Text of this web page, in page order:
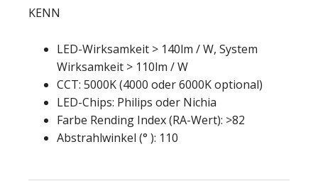
KENN
LED-Wirksamkeit > 140lm / W, System
Wirksamkeit > 110lm / W
CCT: 5000K (4000 oder 6000K optional)
LED-Chips: Philips oder Nichia
Farbe Rending Index (RA-Wert): >82
Abstrahlwinkel (° ): 110